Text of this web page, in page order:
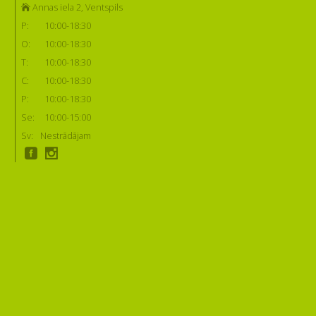
Annas iela 2, Ventspils
P:
10:00-18:30
O:
10:00-18:30
T:
10:00-18:30
C:
10:00-18:30
P:
10:00-18:30
Se:
10:00-15:00
Sv:
Nestrādājam